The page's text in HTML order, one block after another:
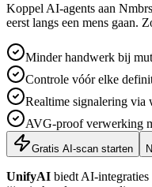
Koppel AI-agents aan
eerst langs een mens gaan.
Minder handwerk bij
Controle vóór elke
Realtime signalering
AVG-proof verwerking
Gratis AI-scan starten
UnifyAI biedt AI-integraties